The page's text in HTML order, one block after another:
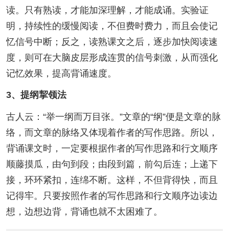
读。只有熟读，才能加深理解，才能成诵。实验证
明，持续性的缓慢阅读，不但费时费力，而且会使记
忆信号中断；反之，读熟课文之后，逐步加快阅读速
度，则可在大脑皮层形成连贯的信号刺激，从而强化
记忆效果，提高背诵速度。
3、提纲挈领法
古人云：“举一纲而万目张。”文章的“纲”便是文章的脉
络，而文章的脉络又体现着作者的写作思路。所以，
背诵课文时，一定要根据作者的写作思路和行文顺序
顺藤摸瓜，由句到段；由段到篇，前勾后连；上递下
接，环环紧扣，连绵不断。这样，不但背得快，而且
记得牢。只要按照作者的写作思路和行文顺序边读边
想，边想边背，背诵也就不太困难了。